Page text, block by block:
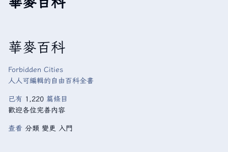
華麥百科
Forbidden Cities
人人可編輯的自由百科全書
已有 1,220 篇條目
歡迎各位完善內容
查看 分類 變更 入門